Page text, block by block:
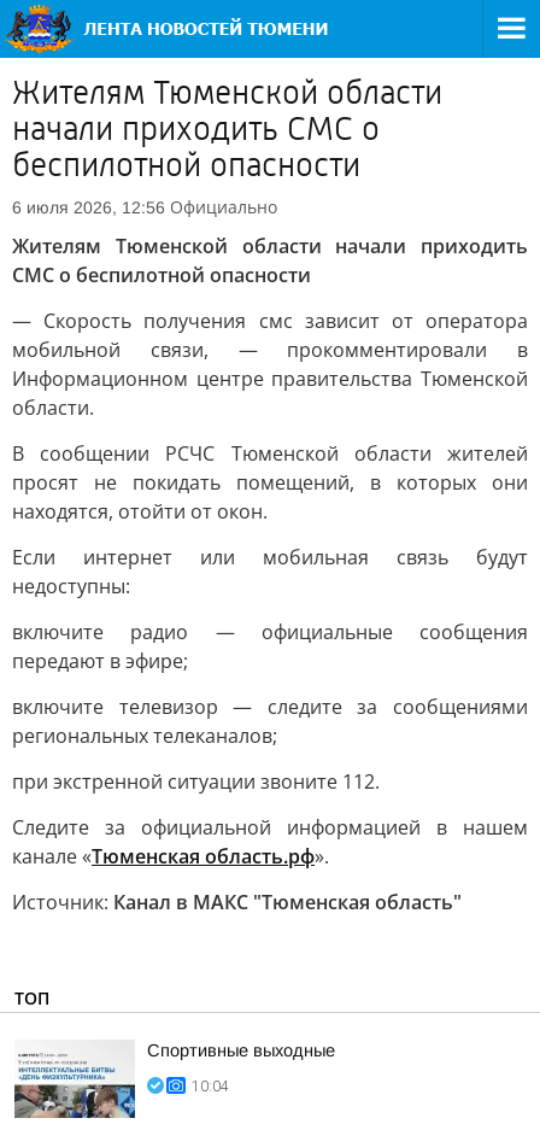
Жителям Тюменской области
начали приходить СМС о
беспилотной опасности
6 июля 2026, 12:56 Официально
Жителям Тюменской области начали приходить
СМС о беспилотной опасности
— Скорость получения смс зависит от оператора
мобильной связи, — прокомментировали в
Информационном центре правительства Тюменской
области.
В сообщении РСЧС Тюменской области жителей
просят не покидать помещений, в которых они
находятся, отойти от окон.
Если интернет или мобильная связь будут
недоступны:
включите радио — официальные сообщения
передают в эфире;
включите телевизор — следите за сообщениями
региональных телеканалов;
при экстренной ситуации звоните 112.
Следите за официальной информацией в нашем
канале «Тюменская облaсть.рф».
Источник: Канал в МАКС "Тюменская область"
ТОП
Спортивные выходные
10:04